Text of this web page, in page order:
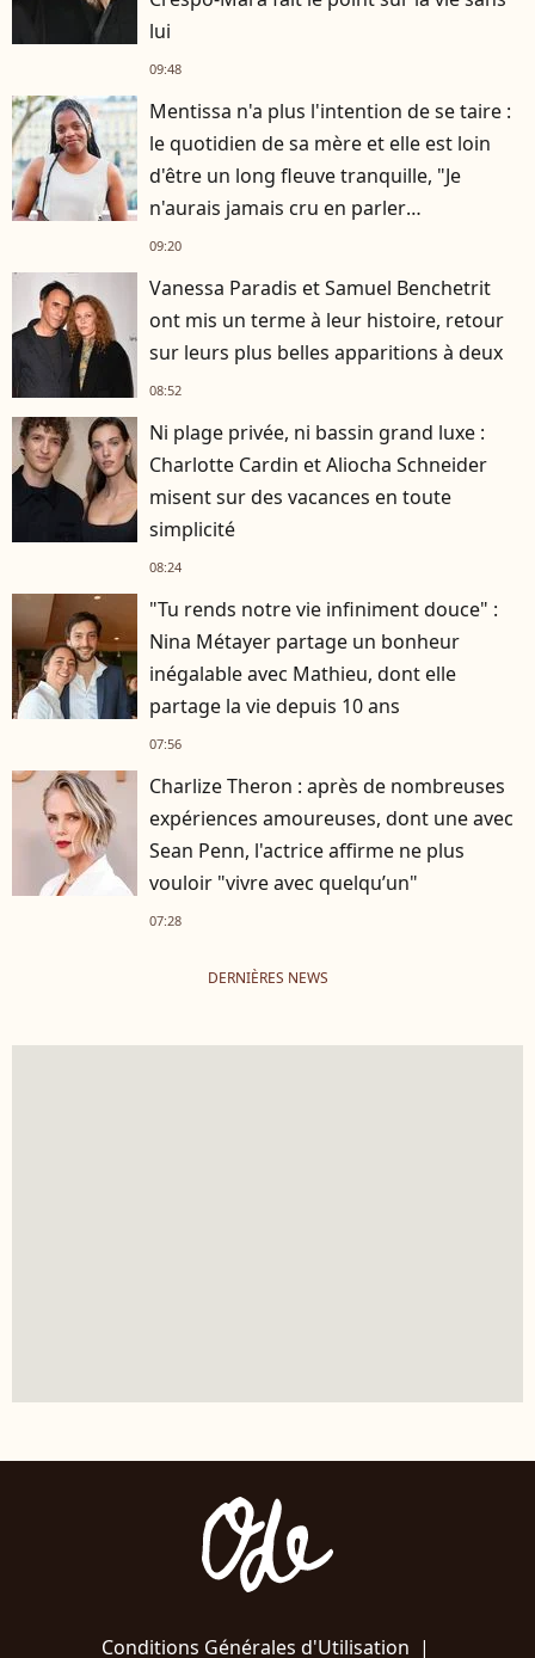
lui
09:48
Mentissa n'a plus l'intention de se taire :
le quotidien de sa mère et elle est loin
d'être un long fleuve tranquille, "Je
n'aurais jamais cru en parler
publiquement"
09:20
Vanessa Paradis et Samuel Benchetrit
ont mis un terme à leur histoire, retour
sur leurs plus belles apparitions à deux
08:52
Ni plage privée, ni bassin grand luxe :
Charlotte Cardin et Aliocha Schneider
misent sur des vacances en toute
simplicité
08:24
"Tu rends notre vie infiniment douce" :
Nina Métayer partage un bonheur
inégalable avec Mathieu, dont elle
partage la vie depuis 10 ans
07:56
Charlize Theron : après de nombreuses
expériences amoureuses, dont une avec
Sean Penn, l'actrice affirme ne plus
vouloir "vivre avec quelqu’un"
07:28
DERNIÈRES NEWS
Conditions Générales d'Utilisation |